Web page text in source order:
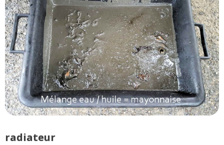
radiateur